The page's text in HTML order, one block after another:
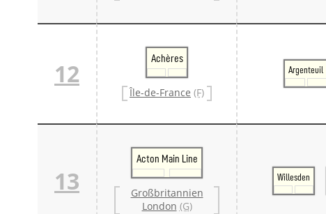
12
Achères
Île-de-France (F)
Argenteuil
13
Acton Main Line
Großbritannien
London (G)
Willesden